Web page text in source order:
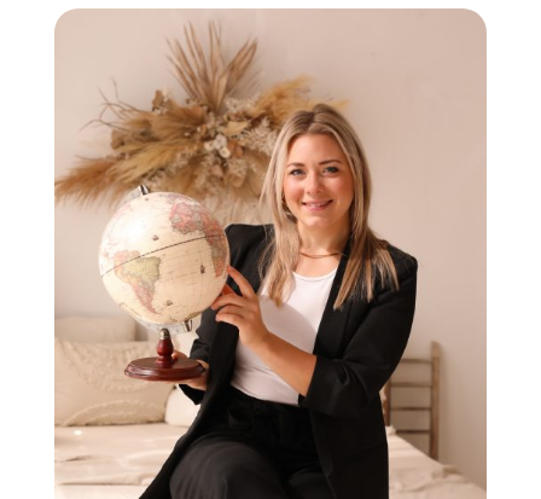
individuelle Reisepläne zu erstellen und
sicherzustellen, dass deine Reise genau so wird, wie
du es dir wünschst. Lass uns gemeinsam deinen
nächsten Traumurlaub planen – ich freue mich
darauf, dich auf dieser aufregenden Reise zu
begleiten!